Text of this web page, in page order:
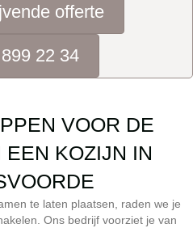
offerte
22 34
VOOR DE
EEN KOZIJN IN
te laten plaatsen, raden we je
Ons bedrijf voorziet je van